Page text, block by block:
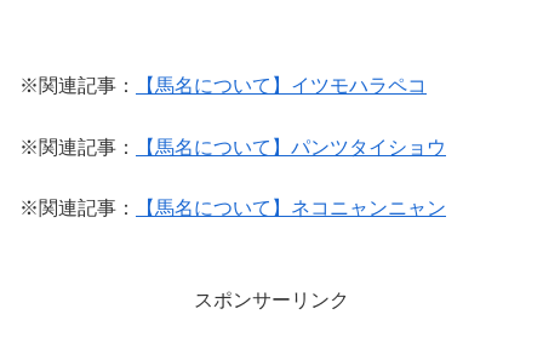
※関連記事： 【馬名について】イツモハラペコ
※関連記事： 【馬名について】パンツタイショウ
※関連記事： 【馬名について】ネコニャンニャン
スポンサーリンク